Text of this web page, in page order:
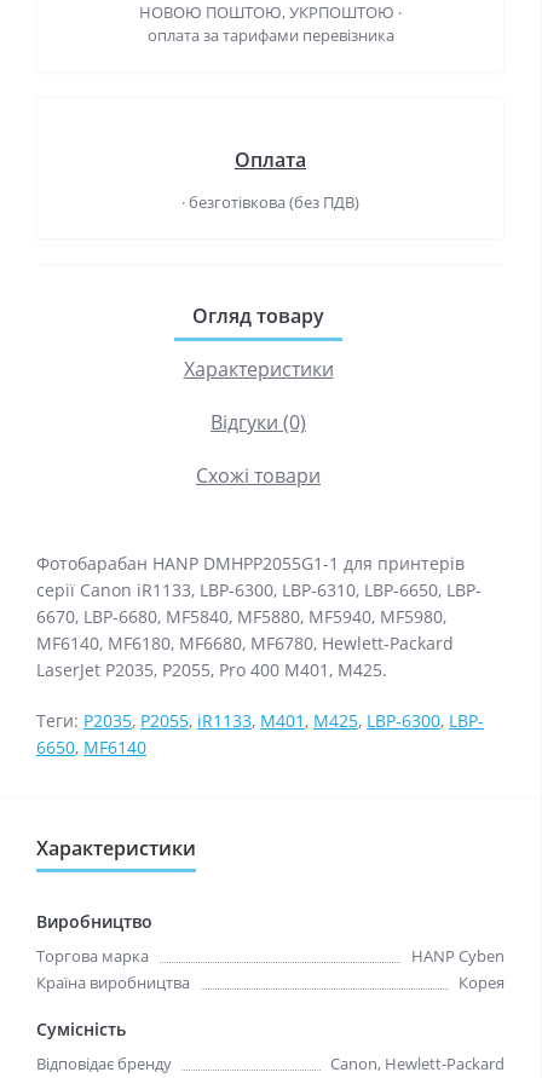
НОВОЮ ПОШТОЮ, УКРПОШТОЮ ·
оплата за тарифами перевізника
Оплата
· безготівкова (без ПДВ)
Огляд товару
Характеристики
Відгуки (0)
Схожі товари
Фотобарабан HANP DMHPP2055G1-1 для принтерів
серії Canon iR1133, LBP-6300, LBP-6310, LBP-6650, LBP-
6670, LBP-6680, MF5840, MF5880, MF5940, MF5980,
MF6140, MF6180, MF6680, MF6780, Hewlett-Packard
LaserJet P2035, P2055, Pro 400 M401, M425.
Теги: P2035, P2055, iR1133, M401, M425, LBP-6300, LBP-
6650, MF6140
Характеристики
Виробництво
Торгова марка
HANP Cyben
Країна виробництва
Корея
Сумісність
Відповідає бренду
Canon, Hewlett-Packard